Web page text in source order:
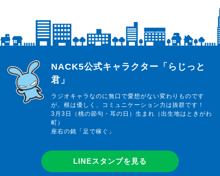
らじっと君
NACK5公式キャラクター「らじっと
君」
ラジオキャラなのに無口で愛想がない変わりものです
が、根は優しく、コミュニケーション力は抜群です！
3月3日（桃の節句・耳の日）生まれ（出生地はときがわ
町）
座右の銘「足で稼ぐ」
LINEスタンプを見る